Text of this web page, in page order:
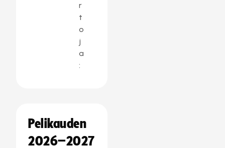
r
t
o
j
a
:
Pelikauden
2026–2027